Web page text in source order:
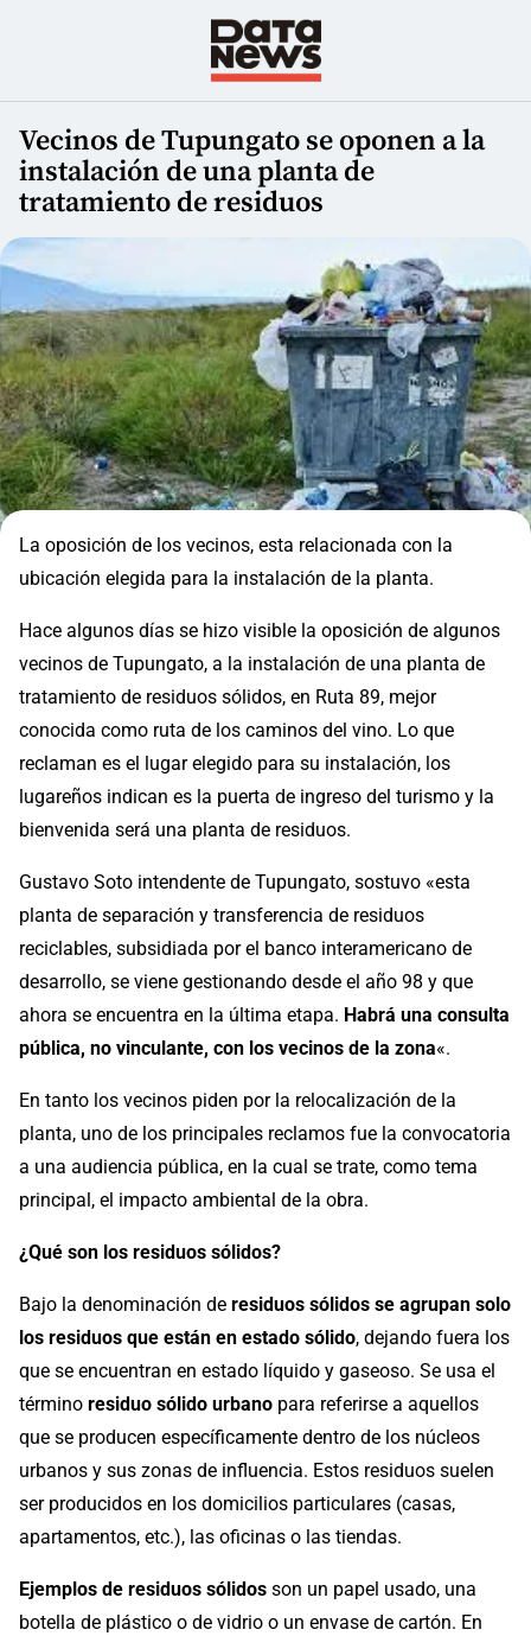
Vecinos de Tupungato se oponen a la
instalación de una planta de
tratamiento de residuos
La oposición de los vecinos, esta relacionada con la
ubicación elegida para la instalación de la planta.
Hace algunos días se hizo visible la oposición de algunos
vecinos de Tupungato, a la instalación de una planta de
tratamiento de residuos sólidos, en Ruta 89, mejor
conocida como ruta de los caminos del vino. Lo que
reclaman es el lugar elegido para su instalación, los
lugareños indican es la puerta de ingreso del turismo y la
bienvenida será una planta de residuos.
Gustavo Soto intendente de Tupungato, sostuvo «esta
planta de separación y transferencia de residuos
reciclables, subsidiada por el banco interamericano de
desarrollo, se viene gestionando desde el año 98 y que
ahora se encuentra en la última etapa. Habrá una consulta
pública, no vinculante, con los vecinos de la zona«.
En tanto los vecinos piden por la relocalización de la
planta, uno de los principales reclamos fue la convocatoria
a una audiencia pública, en la cual se trate, como tema
principal, el impacto ambiental de la obra.
¿Qué son los residuos sólidos?
Bajo la denominación de residuos sólidos se agrupan solo
los residuos que están en estado sólido, dejando fuera los
que se encuentran en estado líquido y gaseoso. Se usa el
término residuo sólido urbano para referirse a aquellos
que se producen específicamente dentro de los núcleos
urbanos y sus zonas de influencia. Estos residuos suelen
ser producidos en los domicilios particulares (casas,
apartamentos, etc.), las oficinas o las tiendas.
Ejemplos de residuos sólidos son un papel usado, una
botella de plástico o de vidrio o un envase de cartón. En